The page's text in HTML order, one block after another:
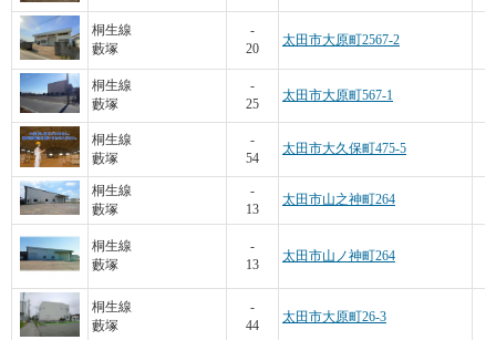
桐生線
藪塚
-
20
太田市大原町2567-2
桐生線
藪塚
-
25
太田市大原町567-1
桐生線
藪塚
-
54
太田市大久保町475-5
桐生線
藪塚
-
13
太田市山之神町264
桐生線
藪塚
-
13
太田市山ノ神町264
桐生線
藪塚
-
44
太田市大原町26-3